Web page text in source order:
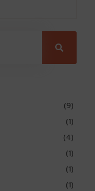
(9)
(1)
(4)
(1)
(1)
(1)